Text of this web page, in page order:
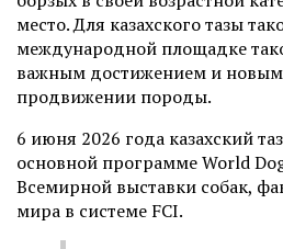
место. Для казахского тазы
международной площадке
важным достижением и
продвижении породы.
6 июня 2026 года казахский
основной программе World
Всемирной выставки собак,
мира в системе FCI.